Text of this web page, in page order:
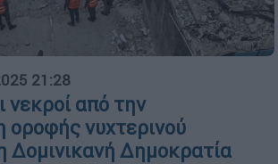
21:28
νεκροί από την
οροφής νυχτερινού
Δομινικανή Δημοκρατία